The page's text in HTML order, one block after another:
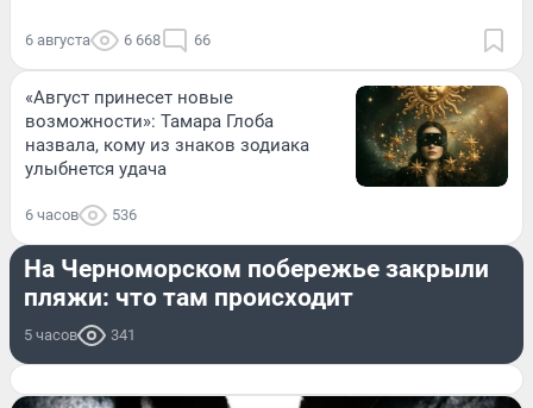
6 августа 6 668 66
«Август принесет новые
возможности»: Тамара Глоба
назвала, кому из знаков зодиака
улыбнется удача
6 часов 536
ПРОИСШЕСТВИЯ
На Черноморском побережье закрыли
пляжи: что там происходит
5 часов 341